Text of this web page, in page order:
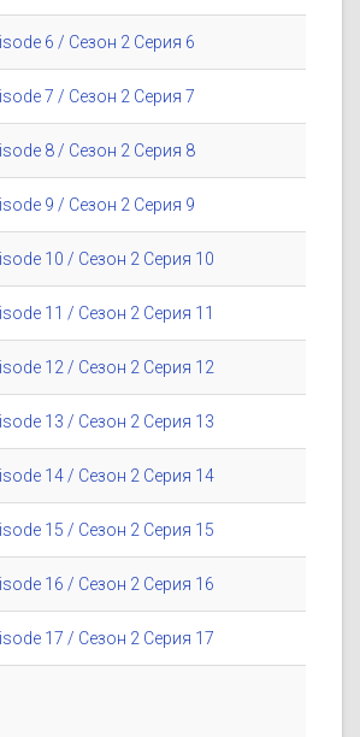
6 / Сезон 2 Серия 6
7 / Сезон 2 Серия 7
8 / Сезон 2 Серия 8
9 / Сезон 2 Серия 9
10 / Сезон 2 Серия 10
11 / Сезон 2 Серия 11
12 / Сезон 2 Серия 12
13 / Сезон 2 Серия 13
14 / Сезон 2 Серия 14
15 / Сезон 2 Серия 15
16 / Сезон 2 Серия 16
17 / Сезон 2 Серия 17